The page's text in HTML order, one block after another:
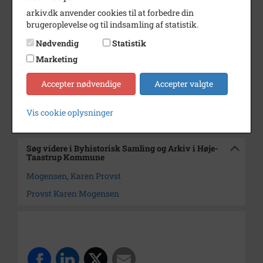
Dateringsnote
1995
Se på kort
Arkiv
Byhistorisk Samling og Arkiv i
Høje-Taastrup Kommune
Kontakt arkivet
Søg videre i Byhistorisk Samling og Arkiv i Høje-
Taastrup Kommune
Mogensen, Karen Provst
Provst Karen Mogensen
arkiv.dk anvender cookies til at forbedre din
brugeroplevelse og til indsamling af statistik.
Nødvendig
Statistik
Marketing
Accepter nødvendige Accepter valgte
Vis cookie oplysninger